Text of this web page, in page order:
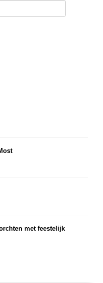
met feestelijk